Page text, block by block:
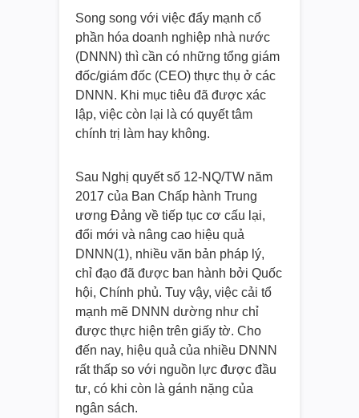
Song song với việc đẩy mạnh cổ
phần hóa doanh nghiệp nhà nước
(DNNN) thì cần có những tổng giám
đốc/giám đốc (CEO) thực thụ ở các
DNNN. Khi mục tiêu đã được xác
lập, việc còn lại là có quyết tâm
chính trị làm hay không.
Sau Nghị quyết số 12-NQ/TW năm
2017 của Ban Chấp hành Trung
ương Đảng về tiếp tục cơ cấu lại,
đổi mới và nâng cao hiệu quả
DNNN(1), nhiều văn bản pháp lý,
chỉ đạo đã được ban hành bởi Quốc
hội, Chính phủ. Tuy vậy, việc cải tổ
mạnh mẽ DNNN dường như chỉ
được thực hiện trên giấy tờ. Cho
đến nay, hiệu quả của nhiều DNNN
rất thấp so với nguồn lực được đầu
tư, có khi còn là gánh nặng của
ngân sách.